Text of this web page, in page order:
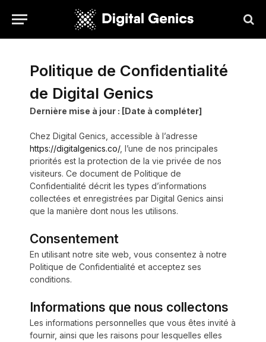
Politique de Confidentialité
de Digital Genics
Dernière mise à jour : [Date à compléter]
Chez Digital Genics, accessible à l’adresse
https://digitalgenics.co/, l’une de nos principales
priorités est la protection de la vie privée de nos
visiteurs. Ce document de Politique de
Confidentialité décrit les types d’informations
collectées et enregistrées par Digital Genics ainsi
que la manière dont nous les utilisons.
Consentement
En utilisant notre site web, vous consentez à notre
Politique de Confidentialité et acceptez ses
conditions.
Informations que nous collectons
Les informations personnelles que vous êtes invité à
fournir, ainsi que les raisons pour lesquelles elles